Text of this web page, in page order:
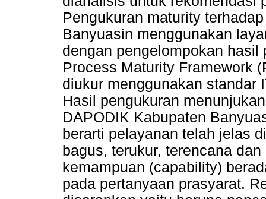
Pengukuran maturity
Banyuasin menggunakan
dengan pengelompokan
Process Maturity Framework
diukur menggunakan standar
Hasil pengukuran
DAPODIK Kabupaten
berarti pelayanan telah jelas
bagus, terukur, terencana
kemampuan (capability)
pada pertanyaan prasyarat.